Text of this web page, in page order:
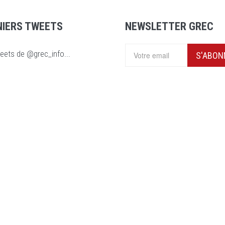
TWEETS
de @grec_info...
NEWSLETTER GREC